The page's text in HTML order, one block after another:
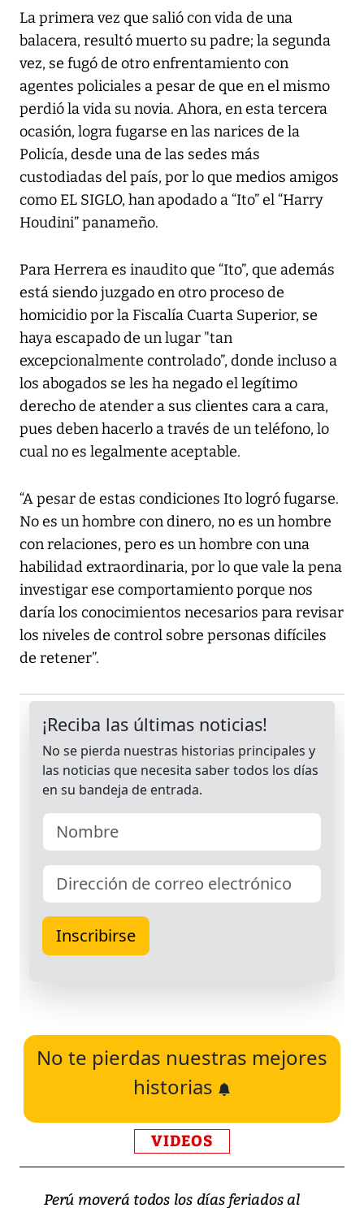
La primera vez que salió con vida de una
balacera, resultó muerto su padre; la segunda
vez, se fugó de otro enfrentamiento con
agentes policiales a pesar de que en el mismo
perdió la vida su novia. Ahora, en esta tercera
ocasión, logra fugarse en las narices de la
Policía, desde una de las sedes más
custodiadas del país, por lo que medios amigos
como EL SIGLO, han apodado a “Ito” el “Harry
Houdini” panameño.
Para Herrera es inaudito que “Ito”, que además
está siendo juzgado en otro proceso de
homicidio por la Fiscalía Cuarta Superior, se
haya escapado de un lugar "tan
excepcionalmente controlado”, donde incluso a
los abogados se les ha negado el legítimo
derecho de atender a sus clientes cara a cara,
pues deben hacerlo a través de un teléfono, lo
cual no es legalmente aceptable.
“A pesar de estas condiciones Ito logró fugarse.
No es un hombre con dinero, no es un hombre
con relaciones, pero es un hombre con una
habilidad extraordinaria, por lo que vale la pena
investigar ese comportamiento porque nos
daría los conocimientos necesarios para revisar
los niveles de control sobre personas difíciles
de retener”.
No te pierdas nuestras mejores
historias
VIDEOS
Perú moverá todos los días feriados al